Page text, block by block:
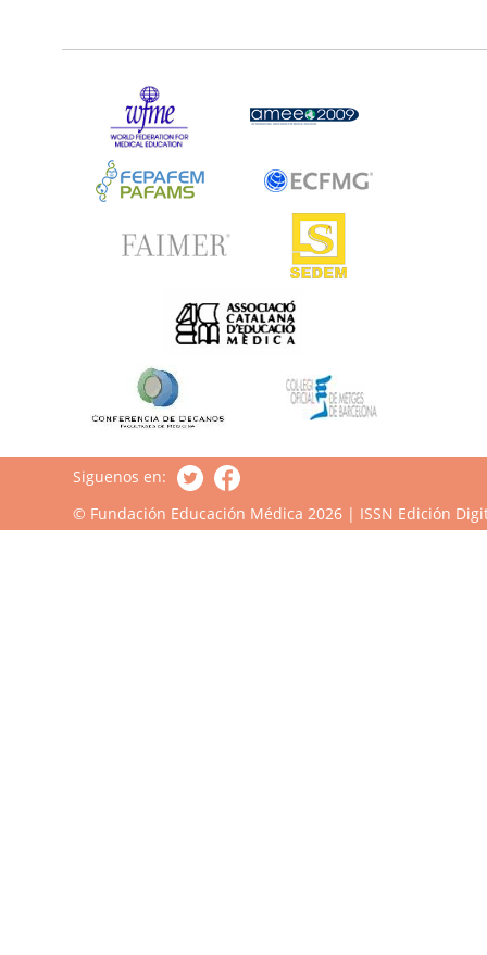
Siguenos en:
© Fundación Educación Médica 2026 | ISSN Edición